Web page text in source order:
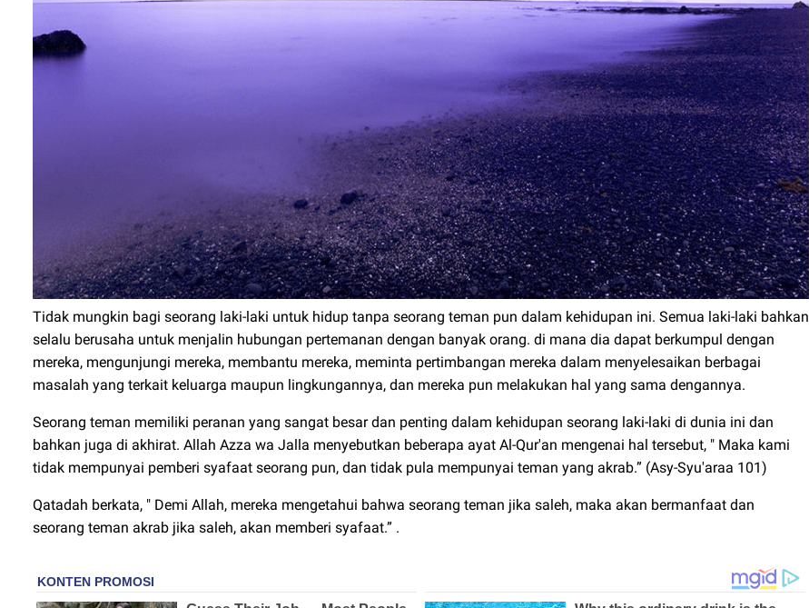
Tidak mungkin bagi seorang laki-laki untuk hidup tanpa seorang teman pun dalam kehidupan ini. Semua laki-laki bahkan
selalu berusaha untuk menjalin hubungan pertemanan dengan banyak orang. di mana dia dapat berkumpul dengan
mereka, mengunjungi mereka, membantu mereka, meminta pertimbangan mereka dalam menyelesaikan berbagai
masalah yang terkait keluarga maupun lingkungannya, dan mereka pun melakukan hal yang sama dengannya.
Seorang teman memiliki peranan yang sangat besar dan penting dalam kehidupan seorang laki-laki di dunia ini dan
bahkan juga di akhirat. Allah Azza wa Jalla menyebutkan beberapa ayat Al-Qur'an mengenai hal tersebut, " Maka kami
tidak mempunyai pemberi syafaat seorang pun, dan tidak pula mempunyai teman yang akrab.” (Asy-Syu'araa 101)
Qatadah berkata, " Demi Allah, mereka mengetahui bahwa seorang teman jika saleh, maka akan bermanfaat dan
seorang teman akrab jika saleh, akan memberi syafaat.” .